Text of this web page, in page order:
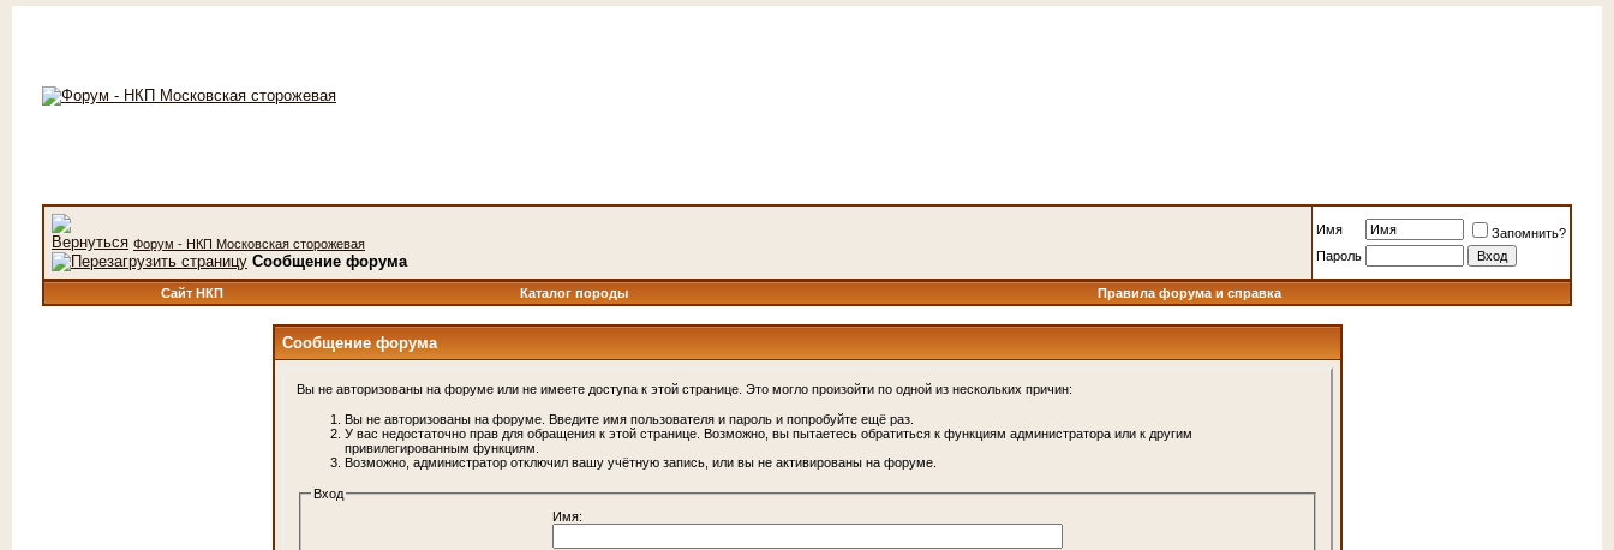
Форум - НКП Московская сторожевая
Сообщение форума
Имя
Запомнить?
Пароль
Сайт НКП Каталог породы Правила форума и справка
Сообщение форума
Вы не авторизованы на форуме или не имеете доступа к этой странице. Это могло произойти по одной из нескольких причин:
Вы не авторизованы на форуме. Введите имя пользователя и пароль и попробуйте ещё раз.
У вас недостаточно прав для обращения к этой странице. Возможно, вы пытаетесь обратиться к функциям администратора или к другим
привилегированным функциям.
Возможно, администратор отключил вашу учётную запись, или вы не активированы на форуме.
Вход
Имя: